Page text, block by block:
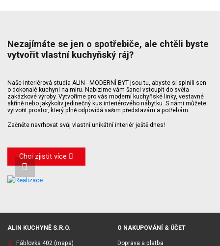
Nezajímáte se jen o spotřebiče, ale chtěli byste
vytvořit vlastní kuchyňský ráj?
Naše interiérová studia ALIN - MODERNÍ BYT jsou tu, abyste si splnili sen
o dokonalé kuchyni na míru. Nabízíme vám šanci vstoupit do světa
zakázkové výroby. Vytvoříme pro vás moderní kuchyňské linky, vestavné
skříně nebo jakýkoliv jedinečný kus interiérového nábytku. S námi můžete
vytvořit prostor, který plně odpovídá vašim představám a potřebám.
Začněte navrhovat svůj vlastní unikátní interiér ještě dnes!
Chci zjistit více
ALIN KUCHYNĚ S.R.O.
Fáblovka 402 (mapa)
O NAKUPOVÁNÍ & ÚČET
Doprava a platba